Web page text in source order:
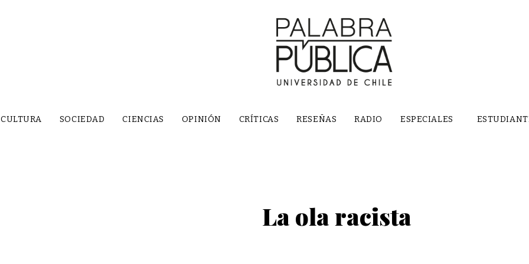
CULTURA SOCIEDAD CIENCIAS OPINIÓN CRÍTICAS RESEÑAS RADIO ESPECIALES
La ola racista